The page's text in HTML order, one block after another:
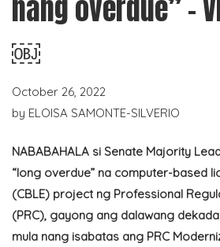
nang overdue” –
￼
October 26, 2022
by ELOISA SAMONTE-SILVERIO
NABABAHALA si Senate Majority
“long overdue” na computer-based
(CBLE) project ng Professional
(PRC), gayong ang dalawang
mula nang isabatas ang PRC